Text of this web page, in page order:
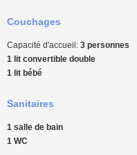
Couchages
Capacité d'accueil: 3 personnes
1 lit convertible double
1 lit bébé
Sanitaires
1 salle de bain
1 WC